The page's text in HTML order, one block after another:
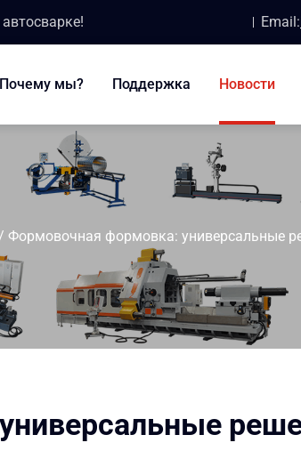
Email:
Почему мы? Поддержка Новости
/ Формовочная формовка: универсальные